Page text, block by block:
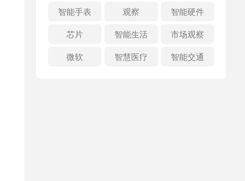
智能手表
观察
智能硬件
芯片
智能生活
市场观察
微软
智慧医疗 智能交通